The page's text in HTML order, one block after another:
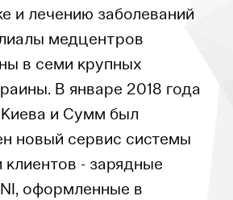
и лечению заболеваний
медцентров
в семи крупных
В январе 2018 года
Киева и Сумм был
новый сервис системы
клиентов - зарядные
оформленные в